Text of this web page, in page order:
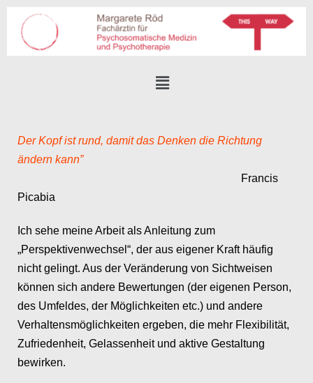
Der Kopf ist rund, damit das Denken die Richtung
ändern kann”
Francis
Picabia
Ich sehe meine Arbeit als Anleitung zum
„Perspektivenwechsel“, der aus eigener Kraft häufig
nicht gelingt. Aus der Veränderung von Sichtweisen
können sich andere Bewertungen (der eigenen Person,
des Umfeldes, der Möglichkeiten etc.) und andere
Verhaltensmöglichkeiten ergeben, die mehr Flexibilität,
Zufriedenheit, Gelassenheit und aktive Gestaltung
bewirken.